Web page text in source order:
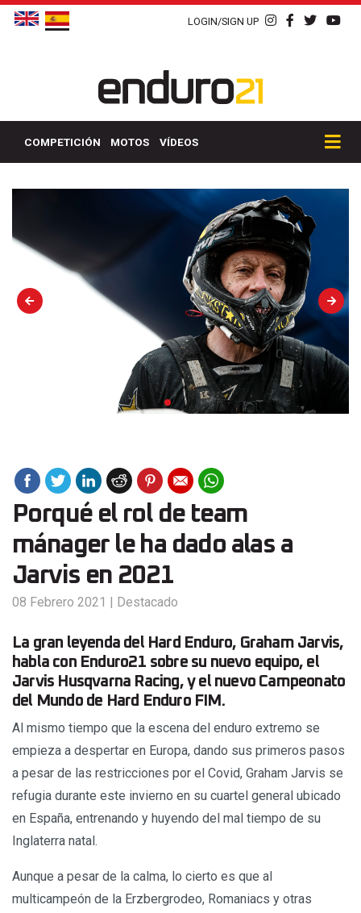
LOGIN/SIGN UP
COMPETICIÓN MOTOS VÍDEOS
Porqué el rol de team
mánager le ha dado alas a
Jarvis en 2021
08 Febrero 2021 | Destacado
La gran leyenda del Hard Enduro, Graham Jarvis,
habla con Enduro21 sobre su nuevo equipo, el
Jarvis Husqvarna Racing, y el nuevo Campeonato
del Mundo de Hard Enduro FIM.
Al mismo tiempo que la escena del enduro extremo se
empieza a despertar en Europa, dando sus primeros pasos
a pesar de las restricciones por el Covid, Graham Jarvis se
refugia durante este invierno en su cuartel general ubicado
en España, entrenando y huyendo del mal tiempo de su
Inglaterra natal.
Aunque a pesar de la calma, lo cierto es que al
multicampeón de la Erzbergrodeo, Romaniacs y otras